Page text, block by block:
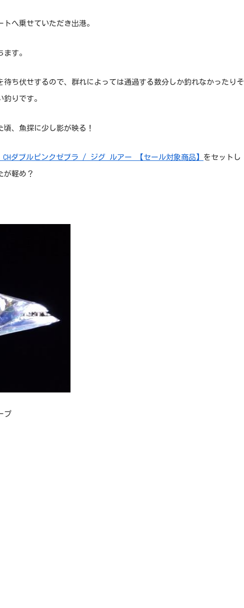
へ乗せていただき出港。
す。
ち伏せするので、群れによっては通過する数分しか釣れなかったりそ
りです。
、魚探に少し影が映る！
ダブルピンクゼブラ / ジグ ルアー 【セール対象商品】 をセットし
が軽め？
プ